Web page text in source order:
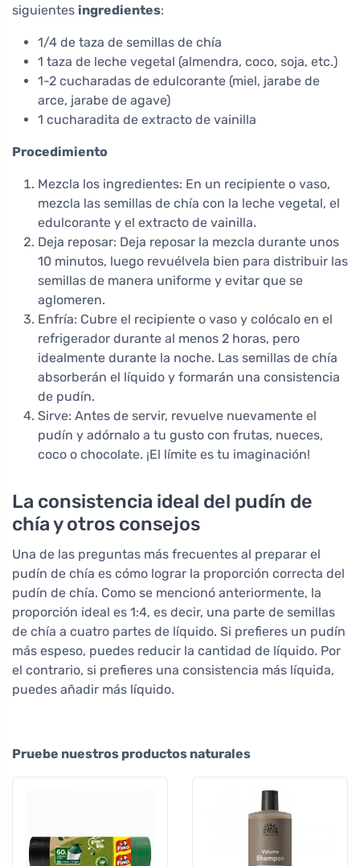
siguientes ingredientes:
1/4 de taza de semillas de chía
1 taza de leche vegetal (almendra, coco, soja, etc.)
1-2 cucharadas de edulcorante (miel, jarabe de
arce, jarabe de agave)
1 cucharadita de extracto de vainilla
Procedimiento
Mezcla los ingredientes: En un recipiente o vaso,
mezcla las semillas de chía con la leche vegetal, el
edulcorante y el extracto de vainilla.
Deja reposar: Deja reposar la mezcla durante unos
10 minutos, luego revuélvela bien para distribuir las
semillas de manera uniforme y evitar que se
aglomeren.
Enfría: Cubre el recipiente o vaso y colócalo en el
refrigerador durante al menos 2 horas, pero
idealmente durante la noche. Las semillas de chía
absorberán el líquido y formarán una consistencia
de pudín.
Sirve: Antes de servir, revuelve nuevamente el
pudín y adórnalo a tu gusto con frutas, nueces,
coco o chocolate. ¡El límite es tu imaginación!
La consistencia ideal del pudín de
chía y otros consejos
Una de las preguntas más frecuentes al preparar el
pudín de chía es cómo lograr la proporción correcta del
pudín de chía. Como se mencionó anteriormente, la
proporción ideal es 1:4, es decir, una parte de semillas
de chía a cuatro partes de líquido. Si prefieres un pudín
más espeso, puedes reducir la cantidad de líquido. Por
el contrario, si prefieres una consistencia más líquida,
puedes añadir más líquido.
Pruebe nuestros productos naturales